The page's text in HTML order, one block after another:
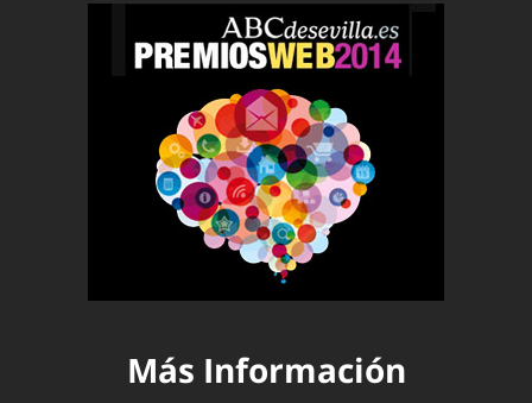
Más Información